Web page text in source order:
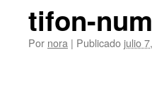
tifon-
Por nora | Publicado julio